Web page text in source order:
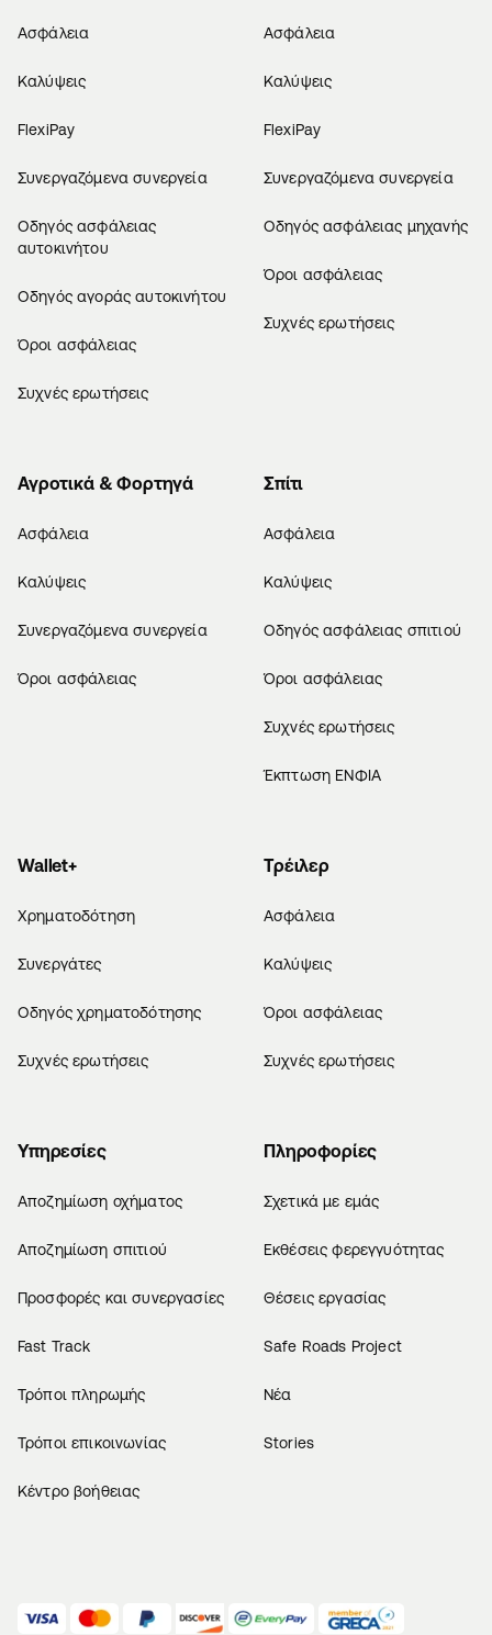
Ασφάλεια
Καλύψεις
FlexiPay
Συνεργαζόμενα συνεργεία
Οδηγός ασφάλειας
αυτοκινήτου
Οδηγός αγοράς αυτοκινήτου
Όροι ασφάλειας
Συχνές ερωτήσεις
Ασφάλεια
Καλύψεις
FlexiPay
Συνεργαζόμενα συνεργεία
Οδηγός ασφάλειας μηχανής
Όροι ασφάλειας
Συχνές ερωτήσεις
Αγροτικά & Φορτηγά
Ασφάλεια
Καλύψεις
Συνεργαζόμενα συνεργεία
Όροι ασφάλειας
Σπίτι
Ασφάλεια
Καλύψεις
Οδηγός ασφάλειας σπιτιού
Όροι ασφάλειας
Συχνές ερωτήσεις
Έκπτωση ΕΝΦΙΑ
Wallet+
Χρηματοδότηση
Συνεργάτες
Οδηγός χρηματοδότησης
Συχνές ερωτήσεις
Τρέιλερ
Ασφάλεια
Καλύψεις
Όροι ασφάλειας
Συχνές ερωτήσεις
Υπηρεσίες
Αποζημίωση οχήματος
Αποζημίωση σπιτιού
Προσφορές και συνεργασίες
Fast Track
Τρόποι πληρωμής
Τρόποι επικοινωνίας
Κέντρο βοήθειας
Πληροφορίες
Σχετικά με εμάς
Εκθέσεις φερεγγυότητας
Θέσεις εργασίας
Safe Roads Project
Νέα
Stories